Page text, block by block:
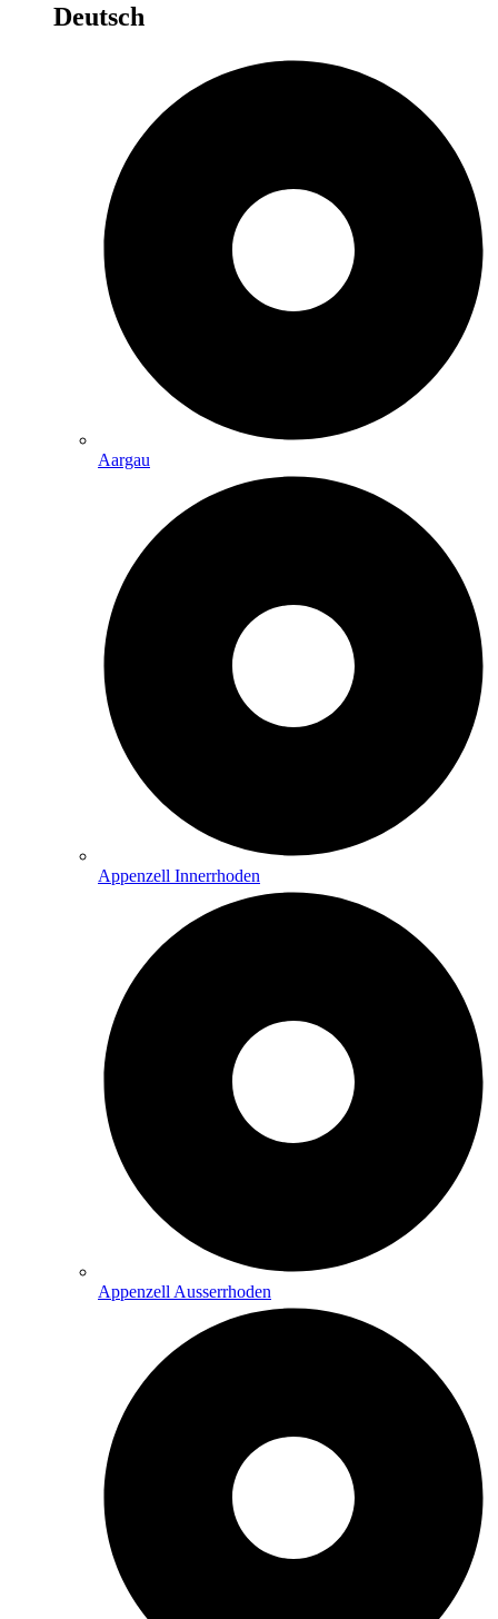
Deutsch
Aargau
Appenzell Innerrhoden
Appenzell Ausserrhoden